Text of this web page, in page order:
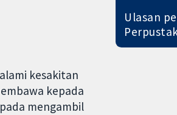
kesakitan
kepada
mengambil
Ulasan